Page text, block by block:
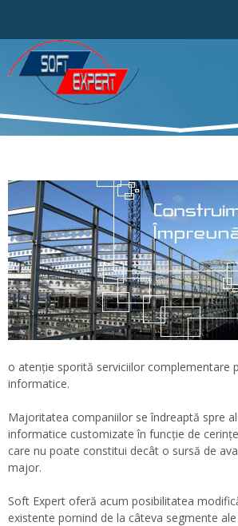
o atenţie sporită serviciilor complementare
informatice.
Majoritatea companiilor se îndreaptă spre
informatice customizate în funcţie de
care nu poate constitui decât o sursă de
major.
Soft Expert oferă acum posibilitatea
existente pornind de la câteva segmente